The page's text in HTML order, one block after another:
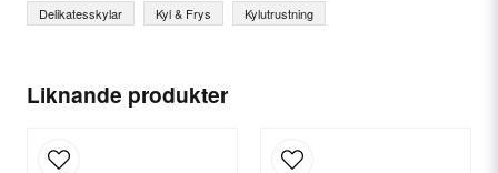
Liknande produkter
Innerbeläggning av rostfritt stål
Enkel rengöring och underhåll
Ditt namn
email
Delikatesskylar Kyl & Frys Kylutrustning